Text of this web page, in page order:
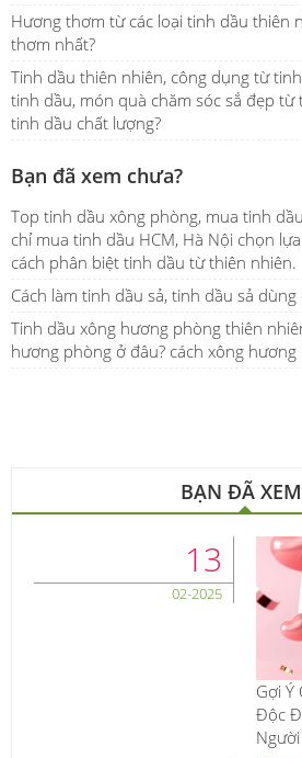
Hương thơm từ các loại tinh dầu thiên
thơm nhất?
Tinh dầu thiên nhiên, công dụng từ
tinh dầu, món quà chăm sóc sắ đẹp từ
tinh dầu chất lượng?
Bạn đã xem chưa?
Top tinh dầu xông phòng, mua tinh
chỉ mua tinh dầu HCM, Hà Nội chọn
cách phân biệt tinh dầu từ thiên nhiên.
Cách làm tinh dầu sả, tinh dầu sả
Tinh dầu xông hương phòng thiên
hương phòng ở đâu? cách xông
BẠN ĐÃ
13
02-2025
Gợi Ý
Độc